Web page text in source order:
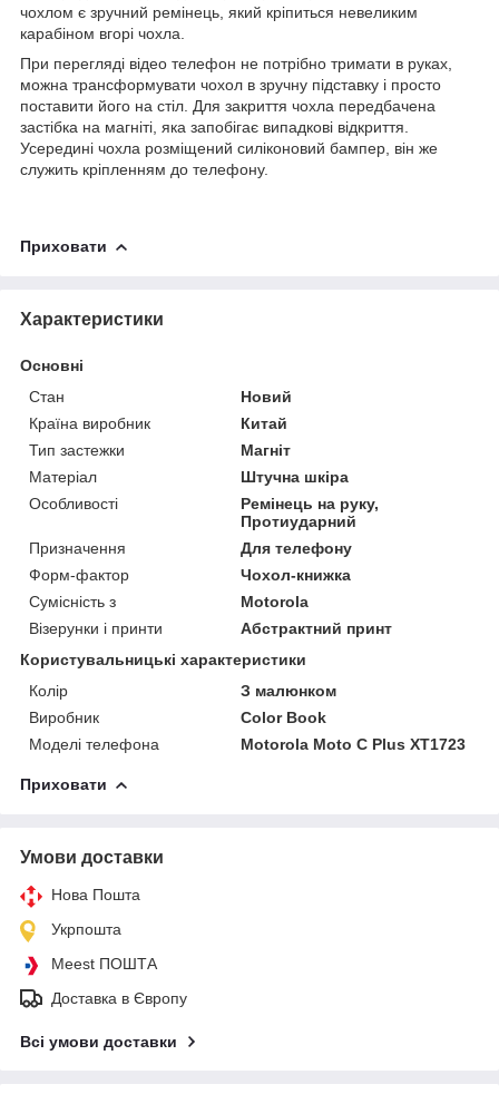
чохлом є зручний ремінець, який кріпиться невеликим
карабіном вгорі чохла.
При перегляді відео телефон не потрібно тримати в руках,
можна трансформувати чохол в зручну підставку і просто
поставити його на стіл. Для закриття чохла передбачена
застібка на магніті, яка запобігає випадкові відкриття.
Усередині чохла розміщений силіконовий бампер, він же
служить кріпленням до телефону.
Приховати
Характеристики
Основні
Стан
Новий
Країна виробник
Китай
Тип застежки
Магніт
Матеріал
Штучна шкіра
Особливості
Ремінець на руку,
Протиударний
Призначення
Для телефону
Форм-фактор
Чохол-книжка
Сумісність з
Motorola
Візерунки і принти
Абстрактний принт
Користувальницькі характеристики
Колір
З малюнком
Виробник
Color Book
Моделі телефона
Motorola Moto C Plus XT1723
Приховати
Умови доставки
Нова Пошта
Укрпошта
Meest ПОШТА
Доставка в Європу
Всі умови доставки